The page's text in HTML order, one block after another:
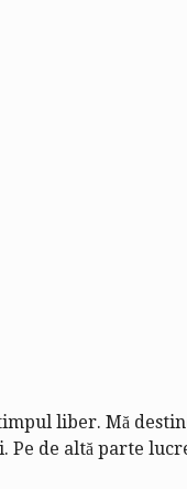
liber. Mă
Pe de altă parte